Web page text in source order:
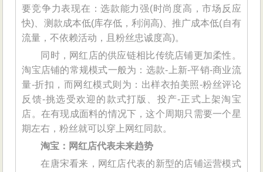
要竞争力表现在：选款能力强(时尚度高，市场反应
快)、测款成本低(库存低，利润高)、推广成本低(自有
流量，不依赖活动，且粉丝忠诚度高)。
同时，网红店的供应链相比传统店铺更加柔性。
淘宝店铺的常规模式一般为：选款-上新-平销-商业流
量-折扣，而网红模式则为：出样衣拍美照-粉丝评论
反馈-挑选受欢迎的款式打版、投产-正式上架淘宝
店。在有现成面料的情况下，这个周期只需要一个星
期左右，粉丝就可以穿上网红同款。
淘宝：网红店代表未来趋势
在唐宋看来，网红店代表的新型的店铺运营模式